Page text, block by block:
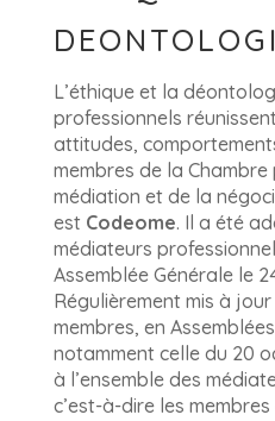
L’éthique et la
professionnels
attitudes,
membres de la
médiation et de la
est Codeome. Il a été
médiateurs
Assemblée Générale le
Régulièrement mis à
membres, en
notamment celle du 20
à l’ensemble des
c’est-à-dire les membres